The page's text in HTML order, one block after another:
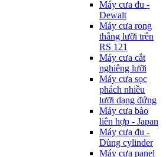
Máy cưa đu -
Dewalt
Máy cưa rong
thẳng lưỡi trên
RS 121
Máy cưa cắt
nghiêng lưỡi
Máy cưa sọc
phách nhiều
lưỡi dạng đứng
Máy cưa bào
liên hợp - Japan
Máy cưa đu -
Dùng cylinder
Máy cưa panel